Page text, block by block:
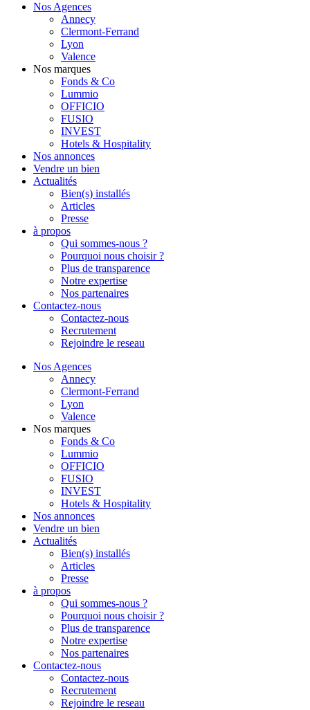
Nos Agences
Annecy
Clermont-Ferrand
Lyon
Valence
Nos marques
Fonds & Co
Lummio
OFFICIO
FUSIO
INVEST
Hotels & Hospitality
Nos annonces
Vendre un bien
Actualités
Bien(s) installés
Articles
Presse
à propos
Qui sommes-nous ?
Pourquoi nous choisir ?
Plus de transparence
Notre expertise
Nos partenaires
Contactez-nous
Contactez-nous
Recrutement
Rejoindre le reseau
Nos Agences
Annecy
Clermont-Ferrand
Lyon
Valence
Nos marques
Fonds & Co
Lummio
OFFICIO
FUSIO
INVEST
Hotels & Hospitality
Nos annonces
Vendre un bien
Actualités
Bien(s) installés
Articles
Presse
à propos
Qui sommes-nous ?
Pourquoi nous choisir ?
Plus de transparence
Notre expertise
Nos partenaires
Contactez-nous
Contactez-nous
Recrutement
Rejoindre le reseau